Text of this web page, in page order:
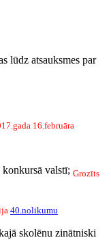
lūdz atsauksmes par
16.februāra
valstī; Grozīts
40.nolikumu
skolēnu zinātniski